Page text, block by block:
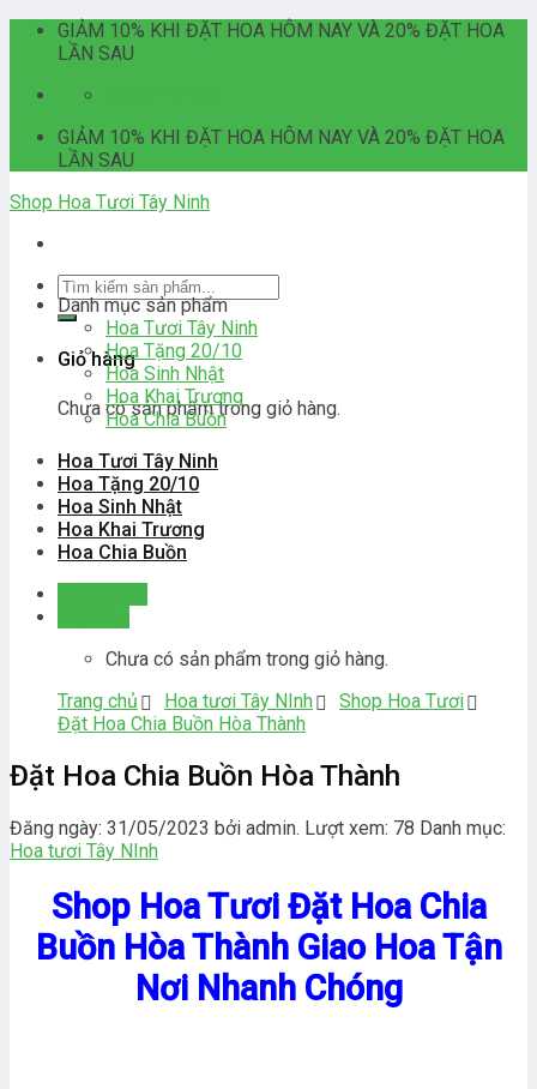
Skip
GIẢM 10% KHI ĐẶT HOA HÔM NAY VÀ 20% ĐẶT HOA
LẦN SAU
GIẢM 10% KHI ĐẶT HOA HÔM NAY VÀ 20% ĐẶT HOA
LẦN SAU
Shop Hoa Tươi Tây Ninh
Tìm
kiếm:
Giỏ hàng
Chưa có sản phẩm trong giỏ hàng.
Danh mục sản phẩm
Hoa Tươi Tây Ninh
Hoa Tặng 20/10
Hoa Sinh Nhật
Hoa Khai Trương
Hoa Chia Buồn
Hoa Tươi Tây Ninh
Hoa Tặng 20/10
Hoa Sinh Nhật
Hoa Khai Trương
Hoa Chia Buồn
Chưa có sản phẩm trong giỏ hàng.
Trang chủ
Hoa tươi Tây NInh
Shop Hoa Tươi
Đặt Hoa Chia Buồn Hòa Thành
Đặt Hoa Chia Buồn Hòa Thành
Đăng ngày: 31/05/2023 bởi admin. Lượt xem: 78 Danh mục:
Hoa tươi Tây NInh
Shop Hoa Tươi Đặt Hoa Chia
Buồn Hòa Thành Giao Hoa Tận
Nơi Nhanh Chóng